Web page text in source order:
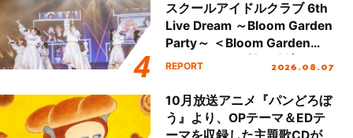
スクールアイドルクラブ 6th
Live Dream ～Bloom Garden
Party～ ＜Bloom Garden
Party Stage／埼玉公演＞”
REPORT 2026.08.07
10月放送アニメ『パンどろぼ
う』より、OPテーマ＆EDテ